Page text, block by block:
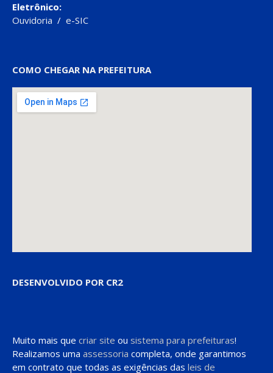
Eletrônico:
Ouvidoria / e-SIC
COMO CHEGAR NA PREFEITURA
DESENVOLVIDO POR CR2
Muito mais que criar site ou sistema para prefeituras!
Realizamos uma assessoria completa, onde garantimos
em contrato que todas as exigências das leis de